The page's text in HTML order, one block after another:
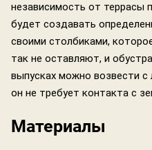
независимость от террасы
будет создавать
своими столбиками,
так не оставляют, и
выпусках можно возвести
он не требует контакта с
Материалы